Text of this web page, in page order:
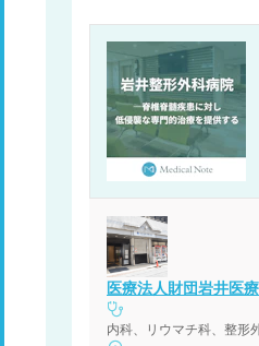
医療法人財団岩井医
内科、リウマチ科、整形